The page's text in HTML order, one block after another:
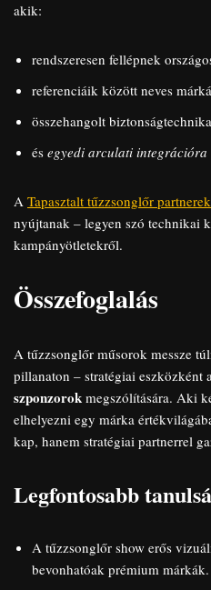
akik:
rendszeresen fellépnek
referenciáik között neves
összehangolt
és egyedi arculati integrációra
A Tapasztalt tűzzsonglőr partnerek
nyújtanak – legyen szó technikai
kampányötletekről.
Összefoglalás
A tűzzsonglőr műsorok messze
pillanaton – stratégiai eszközként
szponzorok megszólítására. Aki
elhelyezni egy márka
kap, hanem stratégiai partnerrel
Legfontosabb
A tűzzsonglőr show erős
bevonhatóak prémium márkák.